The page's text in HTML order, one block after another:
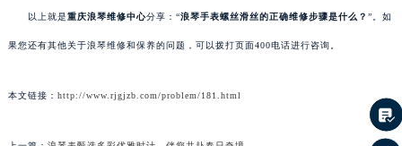
以上就是重庆浪琴维修中心分享：“浪琴手表螺丝滑丝的正确维修步骤是什么？ ”。如
果您还有其他关于浪琴维修和保养的问题，可以拨打页面400电话进行咨询。
本文链接： http://www.rjgjzb.com/problem/181.html